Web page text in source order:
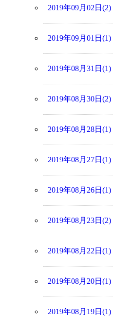
2019年09月02日(2)
2019年09月01日(1)
2019年08月31日(1)
2019年08月30日(2)
2019年08月28日(1)
2019年08月27日(1)
2019年08月26日(1)
2019年08月23日(2)
2019年08月22日(1)
2019年08月20日(1)
2019年08月19日(1)